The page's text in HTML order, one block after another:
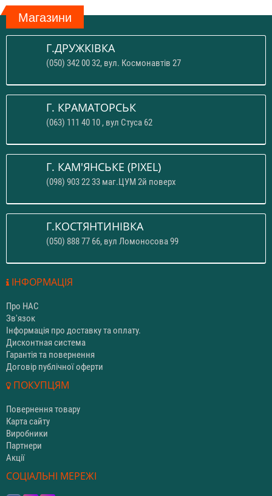
Магазини
Г.ДРУЖКІВКА
(050) 342 00 32, вул. Космонавтів 27
Г. КРАМАТОРСЬК
(063) 111 40 10 , вул Стуса 62
Г. КАМ'ЯНСЬКЕ (PIXEL)
(098) 903 22 33 маг.ЦУМ 2й поверх
Г.КОСТЯНТИНІВКА
(050) 888 77 66, вул Ломоносова 99
ІНФОРМАЦІЯ
Про НАС
Зв'язок
Інформація про доставку та оплату.
Дисконтная система
Гарантія та повернення
Договір публічної оферти
ПОКУПЦЯМ
Повернення товару
Карта сайту
Виробники
Партнери
Акції
СОЦІАЛЬНІ МЕРЕЖІ